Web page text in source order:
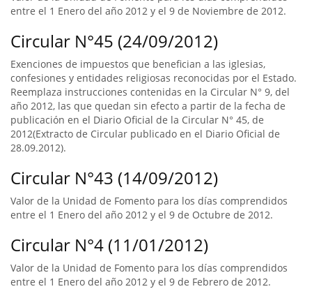
entre el 1 Enero del año 2012 y el 9 de Noviembre de 2012.
Circular N°45 (24/09/2012)
Exenciones de impuestos que benefician a las iglesias,
confesiones y entidades religiosas reconocidas por el Estado.
Reemplaza instrucciones contenidas en la Circular N° 9, del
año 2012, las que quedan sin efecto a partir de la fecha de
publicación en el Diario Oficial de la Circular N° 45, de
2012(Extracto de Circular publicado en el Diario Oficial de
28.09.2012).
Circular N°43 (14/09/2012)
Valor de la Unidad de Fomento para los días comprendidos
entre el 1 Enero del año 2012 y el 9 de Octubre de 2012.
Circular N°4 (11/01/2012)
Valor de la Unidad de Fomento para los días comprendidos
entre el 1 Enero del año 2012 y el 9 de Febrero de 2012.